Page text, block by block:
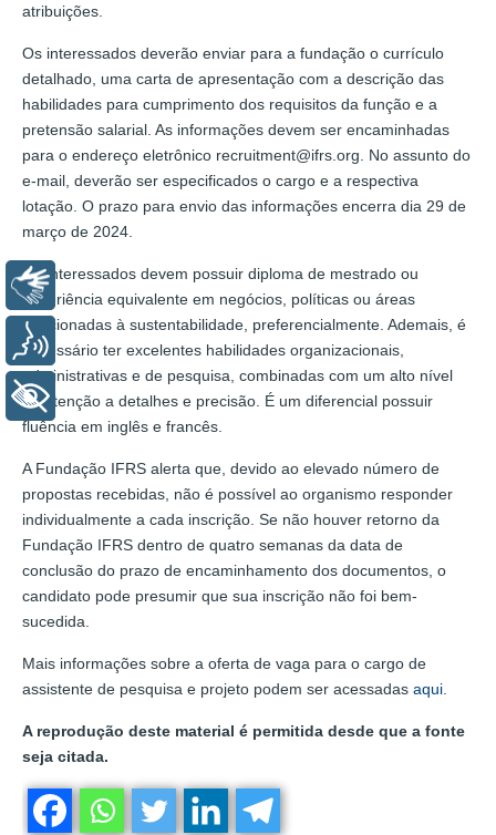
atribuições.
Os interessados deverão enviar para a fundação o currículo
detalhado, uma carta de apresentação com a descrição das
habilidades para cumprimento dos requisitos da função e a
pretensão salarial. As informações devem ser encaminhadas
para o endereço eletrônico recruitment@ifrs.org. No assunto do
e-mail, deverão ser especificados o cargo e a respectiva
lotação. O prazo para envio das informações encerra dia 29 de
março de 2024.
Os interessados devem possuir diploma de mestrado ou
experiência equivalente em negócios, políticas ou áreas
relacionadas à sustentabilidade, preferencialmente. Ademais, é
necessário ter excelentes habilidades organizacionais,
administrativas e de pesquisa, combinadas com um alto nível
de atenção a detalhes e precisão. É um diferencial possuir
fluência em inglês e francês.
A Fundação IFRS alerta que, devido ao elevado número de
propostas recebidas, não é possível ao organismo responder
individualmente a cada inscrição. Se não houver retorno da
Fundação IFRS dentro de quatro semanas da data de
conclusão do prazo de encaminhamento dos documentos, o
candidato pode presumir que sua inscrição não foi bem-
sucedida.
Mais informações sobre a oferta de vaga para o cargo de
assistente de pesquisa e projeto podem ser acessadas aqui
A reprodução deste material é permitida desde que a fonte
seja citada.
Libras
Voz
+ Acessibilidade